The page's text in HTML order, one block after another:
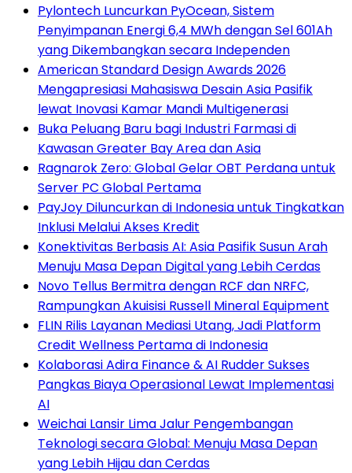
Pylontech Luncurkan PyOcean, Sistem
Penyimpanan Energi 6,4 MWh dengan Sel 601Ah
yang Dikembangkan secara Independen
American Standard Design Awards 2026
Mengapresiasi Mahasiswa Desain Asia Pasifik
lewat Inovasi Kamar Mandi Multigenerasi
Buka Peluang Baru bagi Industri Farmasi di
Kawasan Greater Bay Area dan Asia
Ragnarok Zero: Global Gelar OBT Perdana untuk
Server PC Global Pertama
PayJoy Diluncurkan di Indonesia untuk Tingkatkan
Inklusi Melalui Akses Kredit
Konektivitas Berbasis AI: Asia Pasifik Susun Arah
Menuju Masa Depan Digital yang Lebih Cerdas
Novo Tellus Bermitra dengan RCF dan NRFC,
Rampungkan Akuisisi Russell Mineral Equipment
FLIN Rilis Layanan Mediasi Utang, Jadi Platform
Credit Wellness Pertama di Indonesia
Kolaborasi Adira Finance & AI Rudder Sukses
Pangkas Biaya Operasional Lewat Implementasi
AI
Weichai Lansir Lima Jalur Pengembangan
Teknologi secara Global: Menuju Masa Depan
yang Lebih Hijau dan Cerdas